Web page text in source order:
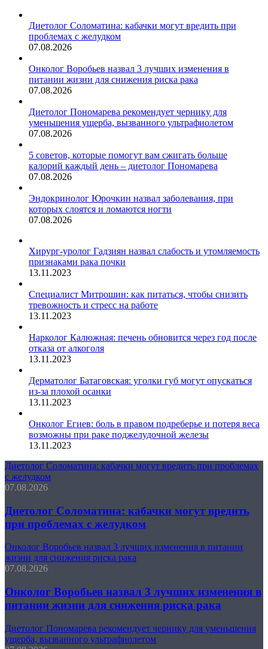
Диетолог Соломатина: кабачки могут вредить при
проблемах с желудком
07.08.2026
Онколог Воробьев назвал 3 лучших изменения в
питании жизни для снижения риска рака
07.08.2026
Диетолог Пономарева рекомендует чернику для
уменьшения ущерба, вызванного ультрафиолетом
07.08.2026
5 советов, которые помогут вам сжигать больше
калорий каждый день – диетолог Пономарева
07.08.2026
Эндокринолог Юрочкин назвал заболевания, при
которых слоятся и ломаются ногти
07.08.2026
Хирург-уролог Гадзиян назвал слабость и утомляемость
признаками рака почки
13.11.2023
Специалист Митрошин: как питаться, чтобы снизить
тревожность и стресс на работе
13.11.2023
Нарколог Калюжная: печень обновится через год после
отказа от алкоголя
13.11.2023
Дерматолог Батаговская: уголки губ могут опускаться
из-за плохой осанки
13.11.2023
Онколог Егиев: боль в правом подреберье и потеря веса
возможны при раке поджелудочной железы
13.11.2023
Диетолог Соломатина: кабачки могут вредить при проблемах
с желудком
07.08.2026
Диетолог Соломатина: кабачки могут вредить
при проблемах с желудком
Онколог Воробьев назвал 3 лучших изменения в питании
жизни для снижения риска рака
07.08.2026
Онколог Воробьев назвал 3 лучших изменения в
питании жизни для снижения риска рака
Диетолог Пономарева рекомендует чернику для уменьшения
ущерба, вызванного ультрафиолетом